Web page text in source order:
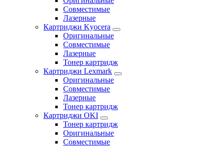
Совместимые
Лазерные
Картриджи Kyocera
Оригинальные
Совместимые
Лазерные
Тонер картридж
Картриджи Lexmark
Оригинальные
Совместимые
Лазерные
Тонер картридж
Картриджи OKI
Тонер картридж
Оригинальные
Совместимые